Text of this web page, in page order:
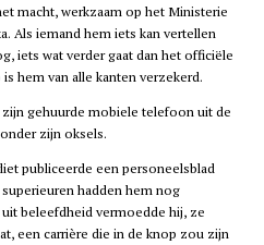
macht, werkzaam op het Ministerie
Als iemand hem iets kan vertellen
iets wat verder gaat dan het officiële
hem van alle kanten verzekerd.
gehuurde mobiele telefoon uit de
zijn oksels.
publiceerde een personeelsblad
hadden hem nog
beleefdheid vermoedde hij, ze
een carrière die in de knop zou zijn